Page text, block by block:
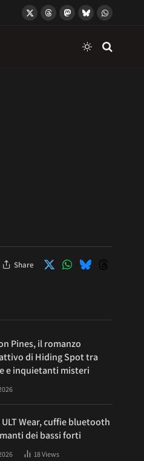
X
ThreadsMastodon
BlueskyWhatsApp
Share
Pines, il romanzo
di Hiding Spot tra
e inquietanti misteri
Wear, cuffie bluetooth
dei bassi forti
18Views